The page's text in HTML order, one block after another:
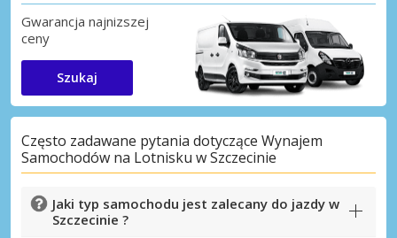
Gwarancja najnizszej
ceny
Szukaj
Często zadawane pytania dotyczące Wynajem
Samochodów na Lotnisku w Szczecinie
Jaki typ samochodu jest zalecany do jazdy w
Szczecinie ?